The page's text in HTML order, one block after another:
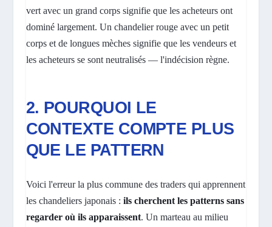
vert avec un grand corps signifie que les acheteurs ont
dominé largement. Un chandelier rouge avec un petit
corps et de longues mèches signifie que les vendeurs et
les acheteurs se sont neutralisés — l'indécision règne.
2. POURQUOI LE
CONTEXTE COMPTE PLUS
QUE LE PATTERN
Voici l'erreur la plus commune des traders qui apprennent
les chandeliers japonais : ils cherchent les patterns sans
regarder où ils apparaissent. Un marteau au milieu